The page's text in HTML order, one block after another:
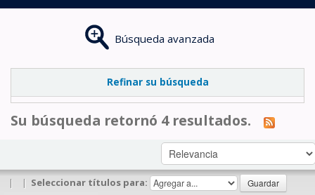
Búsqueda avanzada
Refinar su búsqueda
Su búsqueda retornó 4 resultados.
| | Seleccionar títulos para: